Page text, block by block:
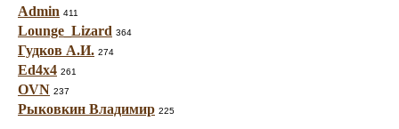
Admin 411
Lounge_Lizard 364
Гудков А.И. 274
Ed4x4 261
OVN 237
Рыковкин Владимир 225